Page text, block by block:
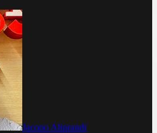
Jacopo Aliprandi